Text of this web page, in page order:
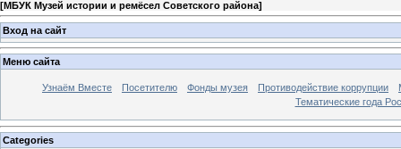
[МБУК Музей истории и ремёсел Советского района]
Вход на сайт
Меню сайта
Узнаём Вместе Посетителю Фонды музея Противодействие коррупции
Тематические года
Categories